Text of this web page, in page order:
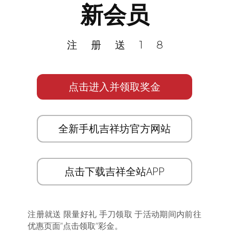
新会员
注册送18
点击进入并领取奖金
全新手机吉祥坊官方网站
点击下载吉祥全站APP
注册就送 限量好礼 手刀领取 于活动期间内前往
优惠页面”点击领取”彩金。